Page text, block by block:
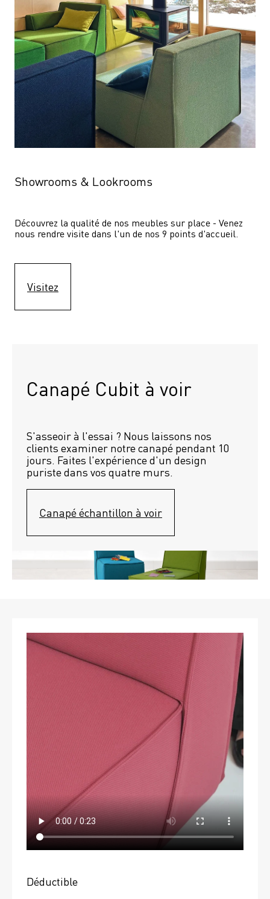
Showrooms & Lookrooms
Découvrez la qualité de nos meubles sur place - Venez
nous rendre visite dans l'un de nos 9 points d'accueil.
Visitez
Canapé Cubit à voir
S'asseoir à l'essai ? Nous laissons nos
clients examiner notre canapé pendant 10
jours. Faites l'expérience d'un design
puriste dans vos quatre murs.
Canapé échantillon à voir
Déductible